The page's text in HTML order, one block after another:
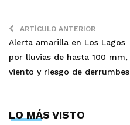
ARTÍCULO ANTERIOR
Alerta amarilla en Los Lagos
por lluvias de hasta 100 mm,
viento y riesgo de derrumbes
LO MÁS VISTO